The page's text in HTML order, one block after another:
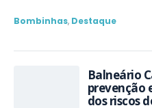
Bombinhas, Destaque
Balneário
prevenção
dos riscos